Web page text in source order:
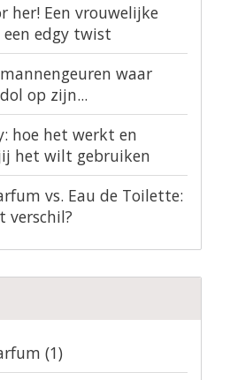
her! Een vrouwelijke
edgy twist
waar
op zijn...
hoe het werkt en
het wilt gebruiken
vs. Eau de Toilette:
verschil?
(1)